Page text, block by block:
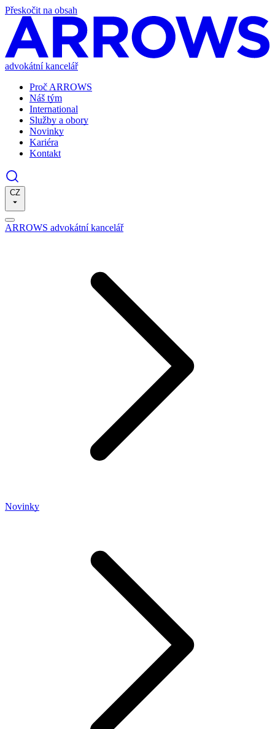
Přeskočit na obsah
advokátní kancelář
Proč ARROWS
Náš tým
International
Služby a obory
Novinky
Kariéra
Kontakt
CZ
ARROWS advokátní kancelář
Novinky